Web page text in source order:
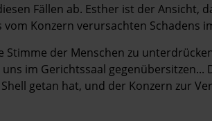
Fällen ab. Esther ist der Ansicht,
Konzern verursachten Schadens
Stimme der Menschen zu
im Gerichtssaal gegenübersitzen...
getan hat, und der Konzern zur